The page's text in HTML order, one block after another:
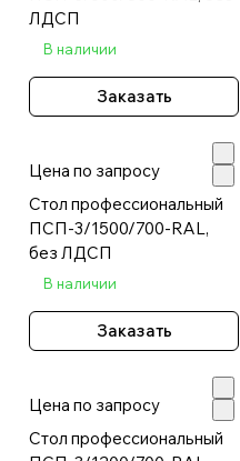
ЛДСП
В наличии
Заказать
Цена по запросу
Стол профессиональный
ПСП-3/1500/700-RAL,
без ЛДСП
В наличии
Заказать
Цена по запросу
Стол профессиональный